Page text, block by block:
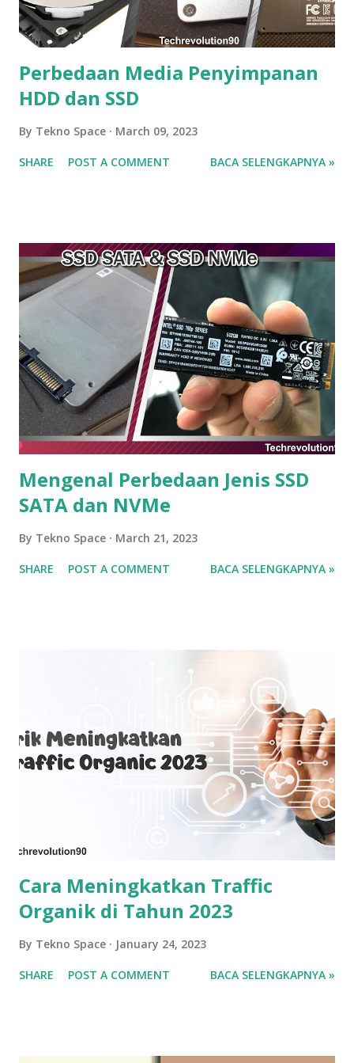
Perbedaan Media Penyimpanan
HDD dan SSD
By Tekno Space March 09, 2023
SHARE POST A COMMENT BACA SELENGKAPNYA »
Mengenal Perbedaan Jenis SSD
SATA dan NVMe
By Tekno Space March 21, 2023
SHARE POST A COMMENT BACA SELENGKAPNYA »
Cara Meningkatkan Traffic
Organik di Tahun 2023
By Tekno Space January 24, 2023
SHARE POST A COMMENT BACA SELENGKAPNYA »